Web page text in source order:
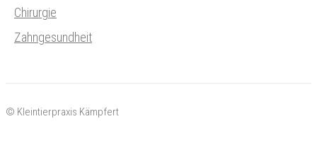
Chirurgie
Zahngesundheit
© Kleintierpraxis Kämpfert